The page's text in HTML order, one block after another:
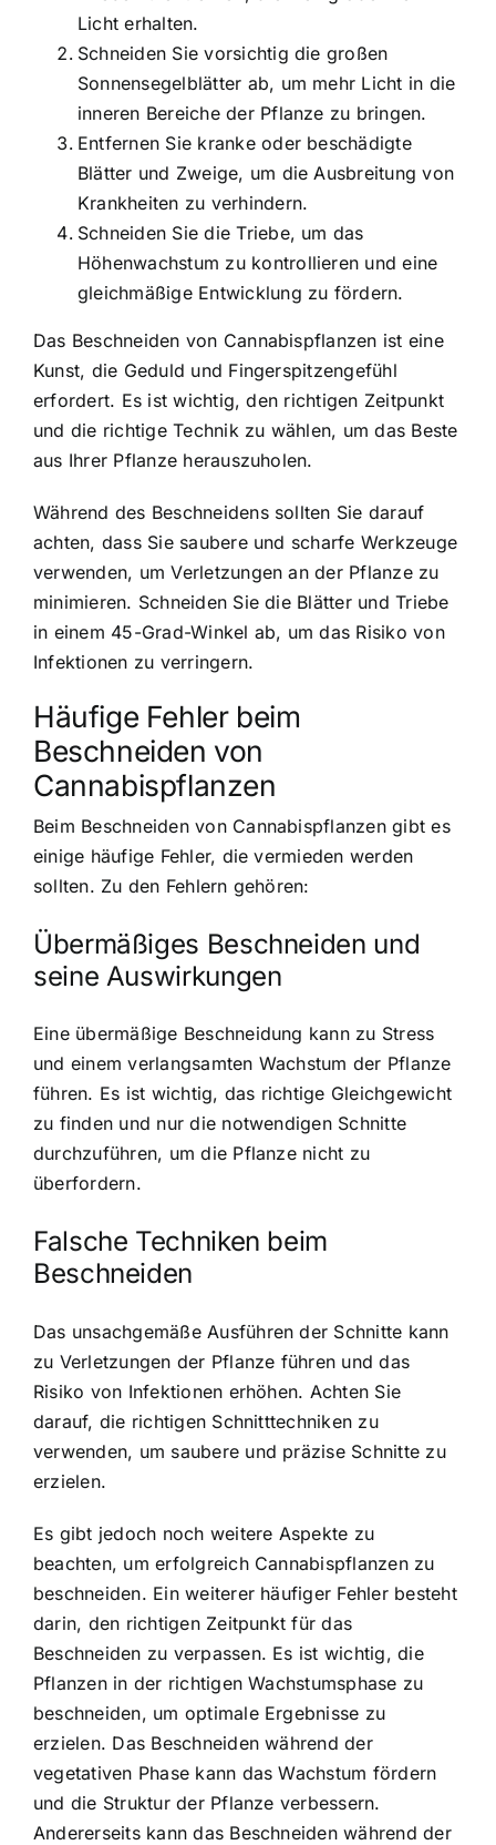
Licht erhalten.
Schneiden Sie vorsichtig die großen
Sonnensegelblätter ab, um mehr Licht in die
inneren Bereiche der Pflanze zu bringen.
Entfernen Sie kranke oder beschädigte
Blätter und Zweige, um die Ausbreitung von
Krankheiten zu verhindern.
Schneiden Sie die Triebe, um das
Höhenwachstum zu kontrollieren und eine
gleichmäßige Entwicklung zu fördern.
Das Beschneiden von Cannabispflanzen ist eine
Kunst, die Geduld und Fingerspitzengefühl
erfordert. Es ist wichtig, den richtigen Zeitpunkt
und die richtige Technik zu wählen, um das Beste
aus Ihrer Pflanze herauszuholen.
Während des Beschneidens sollten Sie darauf
achten, dass Sie saubere und scharfe Werkzeuge
verwenden, um Verletzungen an der Pflanze zu
minimieren. Schneiden Sie die Blätter und Triebe
in einem 45-Grad-Winkel ab, um das Risiko von
Infektionen zu verringern.
Häufige Fehler beim
Beschneiden von
Cannabispflanzen
Beim Beschneiden von Cannabispflanzen gibt es
einige häufige Fehler, die vermieden werden
sollten. Zu den Fehlern gehören:
Übermäßiges Beschneiden und
seine Auswirkungen
Eine übermäßige Beschneidung kann zu Stress
und einem verlangsamten Wachstum der Pflanze
führen. Es ist wichtig, das richtige Gleichgewicht
zu finden und nur die notwendigen Schnitte
durchzuführen, um die Pflanze nicht zu
überfordern.
Falsche Techniken beim
Beschneiden
Das unsachgemäße Ausführen der Schnitte kann
zu Verletzungen der Pflanze führen und das
Risiko von Infektionen erhöhen. Achten Sie
darauf, die richtigen Schnitttechniken zu
verwenden, um saubere und präzise Schnitte zu
erzielen.
Es gibt jedoch noch weitere Aspekte zu
beachten, um erfolgreich Cannabispflanzen zu
beschneiden. Ein weiterer häufiger Fehler besteht
darin, den richtigen Zeitpunkt für das
Beschneiden zu verpassen. Es ist wichtig, die
Pflanzen in der richtigen Wachstumsphase zu
beschneiden, um optimale Ergebnisse zu
erzielen. Das Beschneiden während der
vegetativen Phase kann das Wachstum fördern
und die Struktur der Pflanze verbessern.
Andererseits kann das Beschneiden während der